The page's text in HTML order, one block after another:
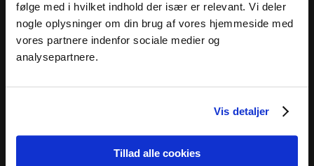
følge med i hvilket indhold der især er relevant. Vi deler
nogle oplysninger om din brug af vores hjemmeside med
vores partnere indenfor sociale medier og
analysepartnere.
Vis detaljer
Tillad alle cookies
Vi findes også på sociale medier
ORDBØGER
HJÆLP TIL DANSK